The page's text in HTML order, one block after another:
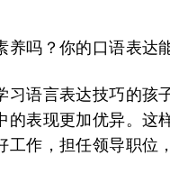
养吗？你的口语表达
习语言表达技巧的孩
的表现更加优异。这
工作，担任领导职位